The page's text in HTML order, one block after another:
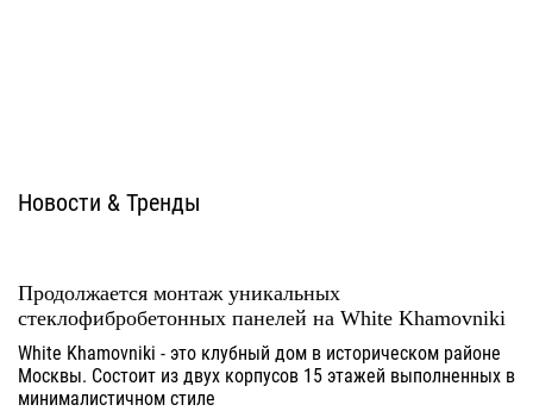
Новости & Тренды
Продолжается монтаж уникальных
стеклофибробетонных панелей на White Khamovniki
White Khamovniki - это клубный дом в историческом районе
Москвы. Состоит из двух корпусов 15 этажей выполненных в
минималистичном стиле